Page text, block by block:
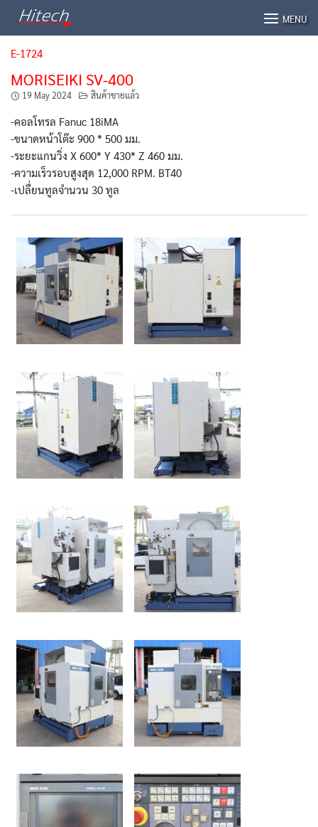
MENU
E-1724
MORISEIKI SV-400
19 May 2024 สินค้าขายแล้ว
-คอลโทรล Fanuc 18iMA
-ขนาดหน้าโต๊ะ 900 * 500 มม.
-ระยะแกนวิ่ง X 600* Y 430* Z 460 มม.
-ความเร็วรอบสูงสุด 12,000 RPM. BT40
-เปลื่ยนทูลจำนวน 30 ทูล